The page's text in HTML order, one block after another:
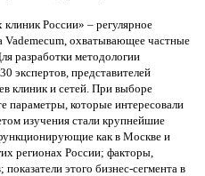
России» – регулярное
Vademecum, охватывающее частные
разработки методологии
экспертов, представителей
клиник и сетей. При выборе
параметры, которые интересовали
изучения стали крупнейшие
как в Москве и
регионах России; факторы,
этого бизнес-сегмента в